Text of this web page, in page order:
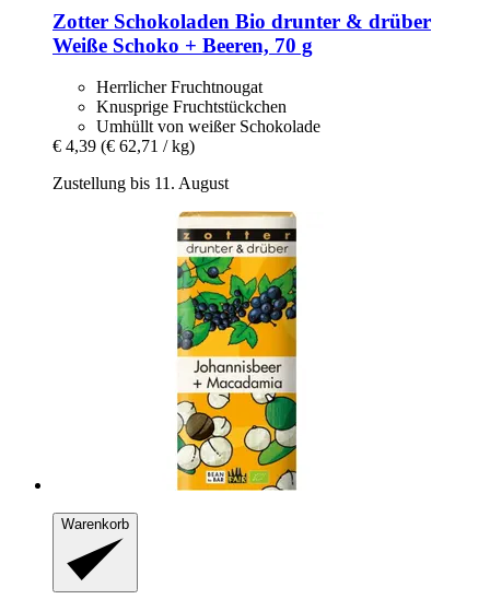
Zotter Schokoladen Bio drunter & drüber
Weiße Schoko + Beeren, 70 g
Herrlicher Fruchtnougat
Knusprige Fruchtstückchen
Umhüllt von weißer Schokolade
€ 4,39 (€ 62,71 / kg)
Zustellung bis 11. August
Warenkorb